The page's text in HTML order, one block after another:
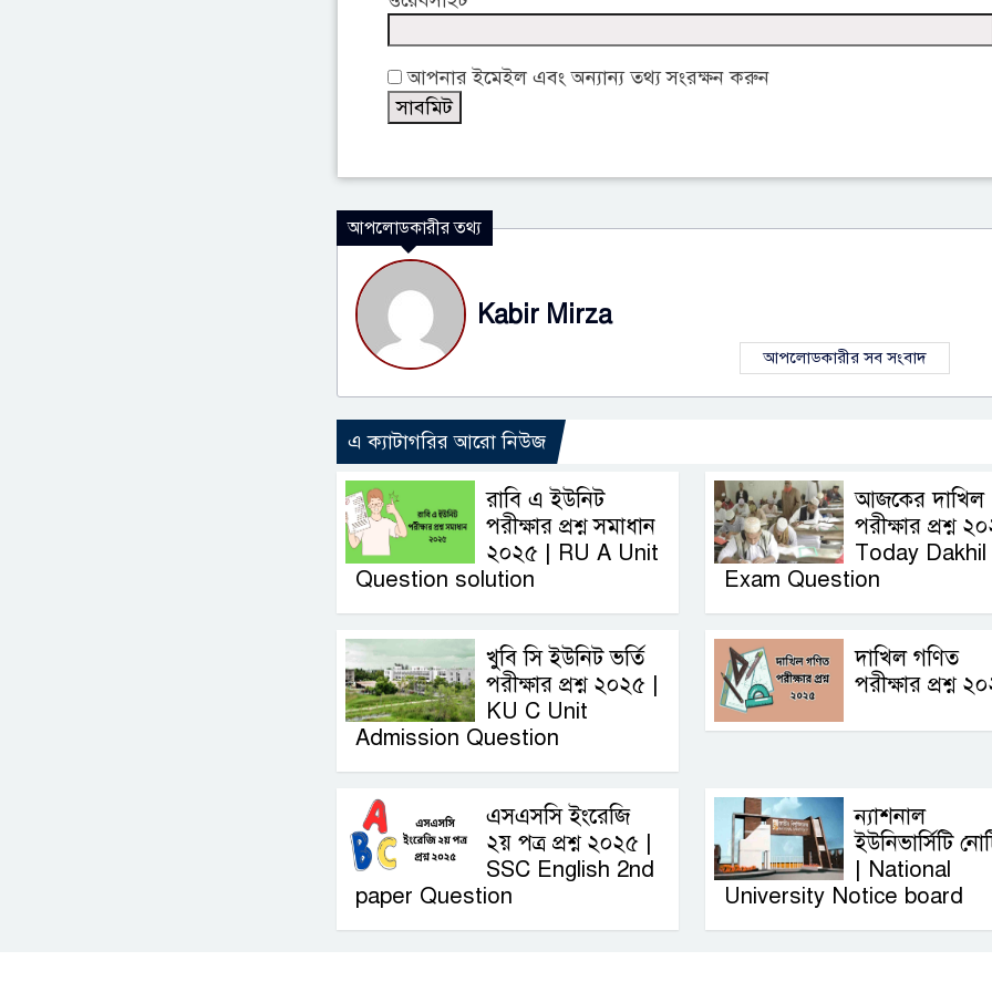
আপনার ইমেইল এবং অন্যান্য তথ্য সংরক্ষন করুন
আপলোডকারীর তথ্য
Kabir Mirza
আপলোডকারীর সব সংবাদ
এ ক্যাটাগরির আরো নিউজ
রাবি এ ইউনিট
পরীক্ষার প্রশ্ন সমাধান
২০২৫ | RU A Unit
Question solution
আজকের দাখিল
পরীক্ষার প্রশ্ন
Today Dakhil
Exam Question
খুবি সি ইউনিট ভর্তি
পরীক্ষার প্রশ্ন ২০২৫ |
KU C Unit
Admission Question
দাখিল গণিত
পরীক্ষার প্রশ্ন
এসএসসি ইংরেজি
২য় পত্র প্রশ্ন ২০২৫ |
SSC English‌ 2nd
paper Question
ন্যাশনাল
ইউনিভার্সিটি
| National
University Notice board